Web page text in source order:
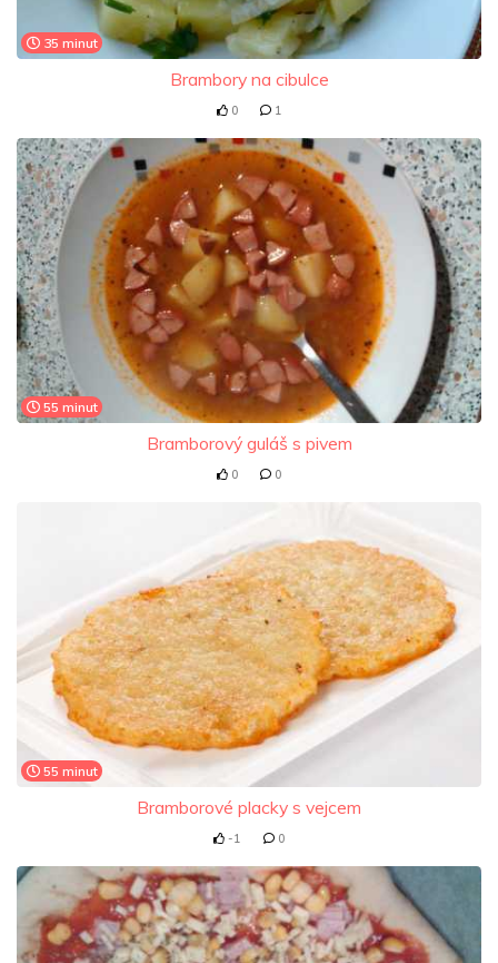
35 minut
Brambory na cibulce
0 1
55 minut
Bramborový guláš s pivem
0 0
55 minut
Bramborové placky s vejcem
-1 0